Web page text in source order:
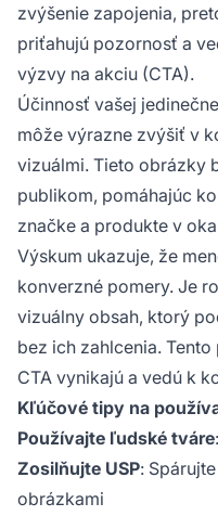
zvýšenie zapojenia,
priťahujú pozornosť a
výzvy na akciu (CTA).
Účinnosť vašej
môže výrazne zvýšiť v
vizuálmi. Tieto obrázky
publikom, pomáhajúc
značke a produkte v
Výskum ukazuje, že
konverzné pomery. Je
vizuálny obsah, ktorý
bez ich zahlcenia.
CTA vynikajú a vedú k
Kľúčové tipy na
Používajte ľudské tváre
Zosilňujte USP:
obrázkami